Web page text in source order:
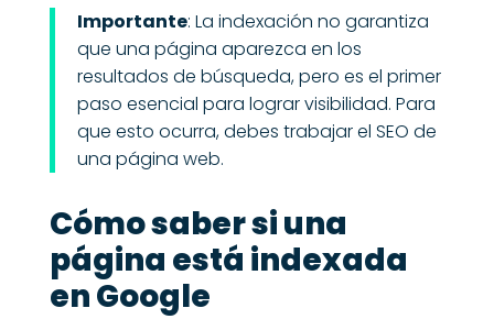
Importante: La indexación no garantiza
que una página aparezca en los
resultados de búsqueda, pero es el primer
paso esencial para lograr visibilidad. Para
que esto ocurra, debes trabajar el SEO de
una página web.
Cómo saber si una
página está indexada
en Google